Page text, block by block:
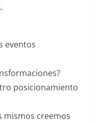
eventos
posicionamiento
mismos creemos